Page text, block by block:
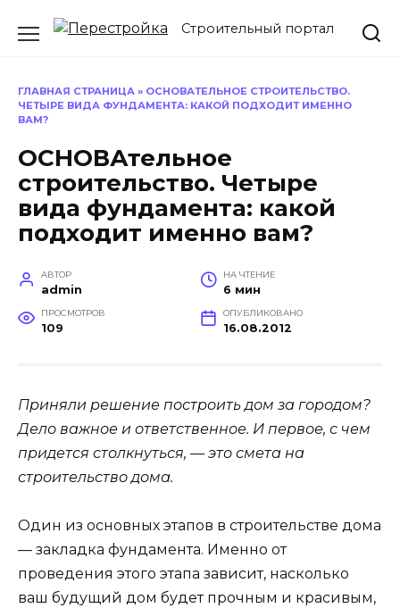
Строительный портал
ГЛАВНАЯ СТРАНИЦА » ОСНОВАТЕЛЬНОЕ СТРОИТЕЛЬСТВО.
ЧЕТЫРЕ ВИДА ФУНДАМЕНТА: КАКОЙ ПОДХОДИТ ИМЕННО
ВАМ?
ОСНОВАтельное
строительство. Четыре
вида фундамента: какой
подходит именно вам?
АВТОР
admin
НА ЧТЕНИЕ
6 мин
ПРОСМОТРОВ
109
ОПУБЛИКОВАНО
16.08.2012
Приняли решение построить дом за городом?
Дело важное и ответственное. И первое, с чем
придется столкнуться, — это смета на
строительство дома.
Один из основных этапов в строительстве дома
— закладка фундамента. Именно от
проведения этого этапа зависит, насколько
ваш будущий дом будет прочным и красивым,